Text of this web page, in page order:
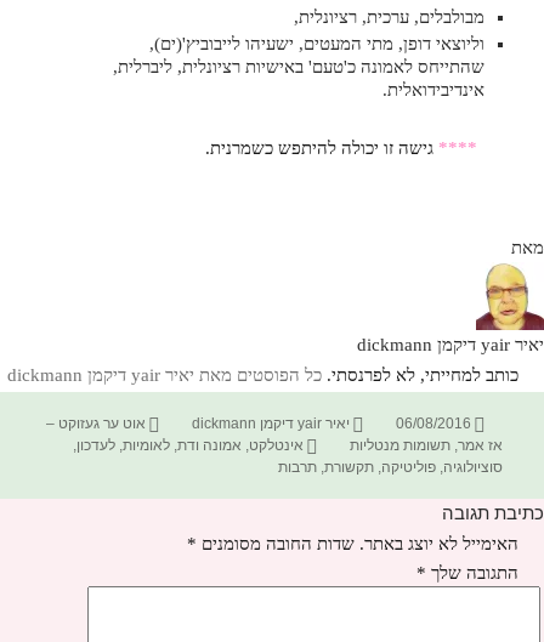
מבולבלים, ערכית, רציונלית,
וליוצאי דופן, מתי המעטים, ישעיהו לייבוביץ'(ים),
שהתייחס לאמונה כ'טעם' באישיות רציונלית, ליברלית,
אינדיבידואלית.
**** גישה זו יכולה להיתפש כשמרנית.
מאת
יאיר yair דיקמן dickmann
כותב למחייתי, לא לפרנסתי. כל הפוסטים מאת יאיר yair דיקמן dickmann‏
פורסם
בתאריך
06/08/2016 מחבר
יאיר yair דיקמן dickmann קטגוריות
אוט ער געזוקט –
אז אמר,תשומות מנטליות תגיות
אינטלקט, אמונה ודת,לאומיות,לעדכון,
סוציולוגיה,פוליטיקה,תקשורת,תרבות
כתיבת תגובה
האימייל לא יוצג באתר. שדות החובה מסומנים *
התגובה שלך *